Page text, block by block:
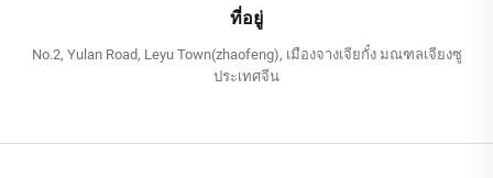
ที่อยู่
No.2, Yulan Road, Leyu Town(zhaofeng), เมืองจางเจียกั๋ง มณฑลเจียงซู
ประเทศจีน